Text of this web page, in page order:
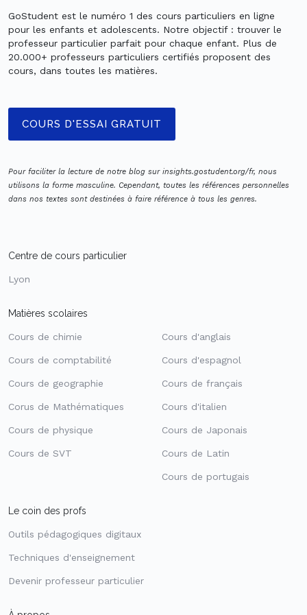
GoStudent est le numéro 1 des cours particuliers en ligne
pour les enfants et adolescents. Notre objectif : trouver le
professeur particulier parfait pour chaque enfant. Plus de
20.000+ professeurs particuliers certifiés proposent des
cours, dans toutes les matières.
COURS D'ESSAI GRATUIT
Pour faciliter la lecture de notre blog sur insights.gostudent.org/fr, nous
utilisons la forme masculine. Cependant, toutes les références personnelles
dans nos textes sont destinées à faire référence à tous les genres.
Centre de cours particulier
Lyon
Matières scolaires
Cours de chimie
Cours de comptabilité
Cours de geographie
Corus de Mathématiques
Cours de physique
Cours de SVT
Cours d'anglais
Cours d'espagnol
Cours de français
Cours d'italien
Cours de Japonais
Cours de Latin
Cours de portugais
Le coin des profs
Outils pédagogiques digitaux
Techniques d'enseignement
Devenir professeur particulier